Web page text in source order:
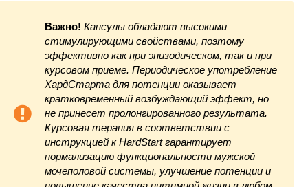
Важно! Капсулы обладают высокими
стимулирующими свойствами, поэтому
эффективно как при эпизодическом, так и при
курсовом приеме. Периодическое употребление
ХардСтарта для потенции оказывает
кратковременный возбуждающий эффект, но
не принесет пролонгированного результата.
Курсовая терапия в соответствии с
инструкцией к HardStart гарантирует
нормализацию функциональности мужской
мочеполовой системы, улучшение потенции и